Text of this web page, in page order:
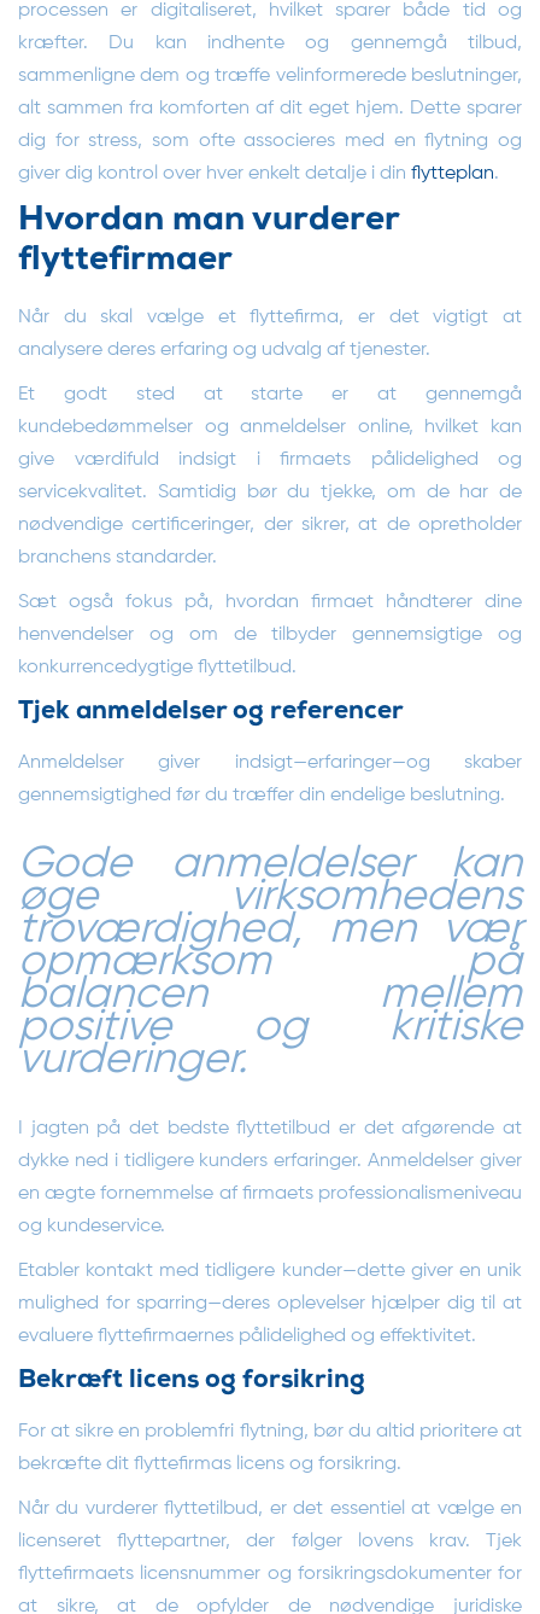
processen er digitaliseret, hvilket sparer både tid og
kræfter. Du kan indhente og gennemgå tilbud,
sammenligne dem og træffe velinformerede beslutninger,
alt sammen fra komforten af dit eget hjem. Dette sparer
dig for stress, som ofte associeres med en flytning og
giver dig kontrol over hver enkelt detalje i din flytteplan.
Hvordan man vurderer
flyttefirmaer
Når du skal vælge et flyttefirma, er det vigtigt at
analysere deres erfaring og udvalg af tjenester.
Et godt sted at starte er at gennemgå
kundebedømmelser og anmeldelser online, hvilket kan
give værdifuld indsigt i firmaets pålidelighed og
servicekvalitet. Samtidig bør du tjekke, om de har de
nødvendige certificeringer, der sikrer, at de opretholder
branchens standarder.
Sæt også fokus på, hvordan firmaet håndterer dine
henvendelser og om de tilbyder gennemsigtige og
konkurrencedygtige flyttetilbud.
Tjek anmeldelser og referencer
Anmeldelser giver indsigt—erfaringer—og skaber
gennemsigtighed før du træffer din endelige beslutning.
Gode anmeldelser kan
øge virksomhedens
troværdighed, men vær
opmærksom på
balancen mellem
positive og kritiske
vurderinger.
I jagten på det bedste flyttetilbud er det afgørende at
dykke ned i tidligere kunders erfaringer. Anmeldelser giver
en ægte fornemmelse af firmaets professionalismeniveau
og kundeservice.
Etabler kontakt med tidligere kunder—dette giver en unik
mulighed for sparring—deres oplevelser hjælper dig til at
evaluere flyttefirmaernes pålidelighed og effektivitet.
Bekræft licens og forsikring
For at sikre en problemfri flytning, bør du altid prioritere at
bekræfte dit flyttefirmas licens og forsikring.
Når du vurderer flyttetilbud, er det essentiel at vælge en
licenseret flyttepartner, der følger lovens krav. Tjek
flyttefirmaets licensnummer og forsikringsdokumenter for
at sikre, at de opfylder de nødvendige juridiske